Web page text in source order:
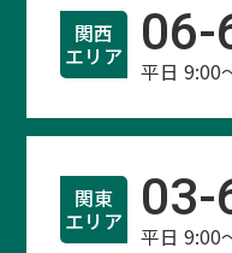
関西
エリア
06-
平日 9:00
関東
エリア
03-
平日 9:00